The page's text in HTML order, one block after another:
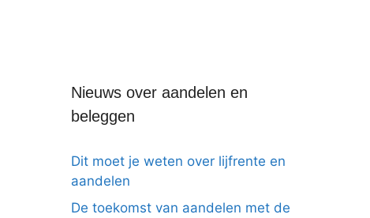
Nieuws over aandelen en
beleggen
Dit moet je weten over lijfrente en
aandelen
De toekomst van aandelen met de